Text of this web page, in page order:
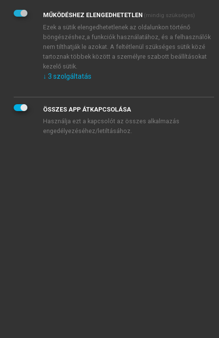
Adatkezelési tájékoztatóbanfoglaltakat tudomásul
veszem és elfogadom.
Általános vásárlási feltételeket, valamint a szotar.netés a
mersz.huoldalak licencszerződéseiben foglaltakat
tudomásul veszem és elfogadom.
KIPRÓBÁLOM
MŰKÖDÉSHEZ ELENGEDHETETLEN (mindig szükséges)
Ezek a sütik elengedhetetlenek az oldalunkon történő
böngészéshez,a funkciók használatához, és a felhasználók
nem tilthatják le azokat. A feltétlenül szükséges sütik közé
tartoznak többek között a személyre szabott beállításokat
kezelő sütik.
↓ 3 szolgáltatás
ÖSSZES APP ÁTKAPCSOLÁSA
Használja ezt a kapcsolót az összes alkalmazás
engedélyezéséhez/letiltásához.